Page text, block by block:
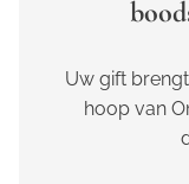
Uw gift
hoop van